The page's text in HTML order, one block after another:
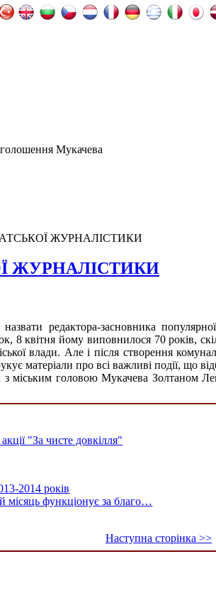
Мукачева
ЖУРНАЛІСТИКИ
ЖУРНАЛІСТИКИ
редактора-засновника
8 квітня йому виповнилося 70 років,
влади. Але і після створення
матеріали про всі важливі події, що
міським головою Мукачева Золтаном
"За чисте довкілля"
2014 років
місяць функціонує за благо…
Наступна сторінка >>